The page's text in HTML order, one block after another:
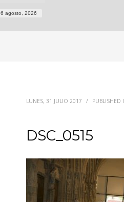
6 agosto, 2026
LUNES, 31 JULIO 2017 / PUBLISHED
DSC_0515